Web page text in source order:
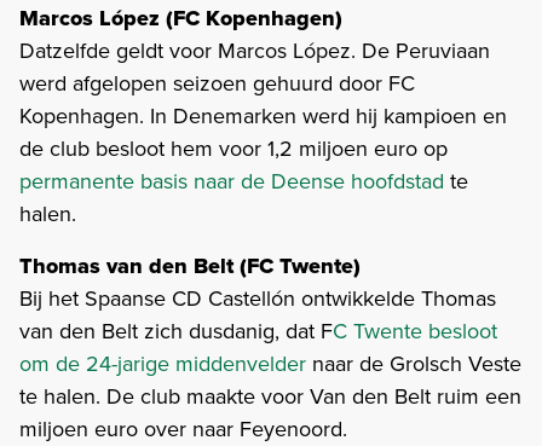
Marcos López (FC Kopenhagen)
Datzelfde geldt voor Marcos López. De Peruviaan
werd afgelopen seizoen gehuurd door FC
Kopenhagen. In Denemarken werd hij kampioen en
de club besloot hem voor 1,2 miljoen euro op
permanente basis naar de Deense hoofdstad te
halen.
Thomas van den Belt (FC Twente)
Bij het Spaanse CD Castellón ontwikkelde Thomas
van den Belt zich dusdanig, dat FC Twente besloot
om de 24-jarige middenvelder naar de Grolsch Veste
te halen. De club maakte voor Van den Belt ruim een
miljoen euro over naar Feyenoord.